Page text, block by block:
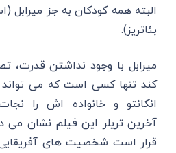
البته همه کودکان به جز میرابل
بئاتریز).
میرابل با وجود نداشتن قدرت،
کند تنها کسی است که می
انکانتو و خانواده اش را
آخرین تریلر این فیلم نشان می
قرار است شخصیت ‌های